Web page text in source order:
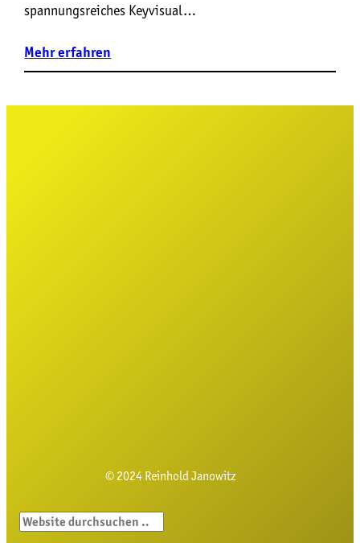
span­nungs­rei­ches Key­vi­su­al…
Mehrerfahren
© 2024 Reinhold Janowitz
S